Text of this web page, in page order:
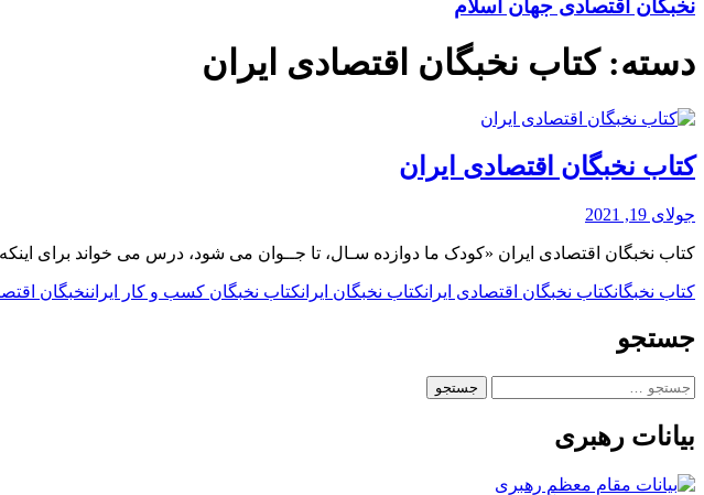
نخبگان اقتصادی جهان اسلام
دسته:کتاب نخبگان اقتصادی ایران
کتاب نخبگان اقتصادی ایران
جولای 19, 2021
کتاب نخبگان اقتصادی ایران «کودک ما دوازده سـال، تا جــوان می شود، درس می خواند برای
کتاب نخبگانکتاب نخبگان اقتصادی ایرانکتاب نخبگان ایرانکتاب نخبگان کسب و کار ایراننخبگان
جستجو
جستجو
بیانات رهبری